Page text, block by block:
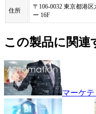
住所
〒106-0032 東京都港
ー 16F
この製品に関連
マーケ